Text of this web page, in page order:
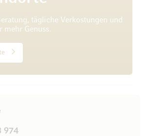
tägliche Verkostungen und
mehr Genuss.
974